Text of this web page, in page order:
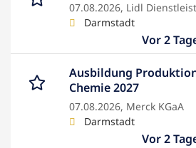
07.08.2026, Lidl
Darmstadt
Vor 2
Ausbildung
Chemie 2027
07.08.2026, Merck KGaA
Darmstadt
Vor 2